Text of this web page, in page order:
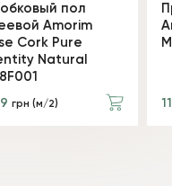
пол
Amorim
Cork Pure
Natural
грн (м/2)